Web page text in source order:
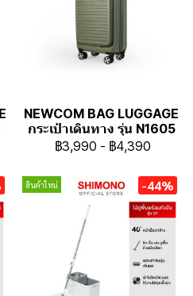
NEWCOM BAG LUGGAGE
กระเป๋าเดินทาง รุ่น N1605
฿3,990 - ฿4,390
สินค้าใหม่ -44%